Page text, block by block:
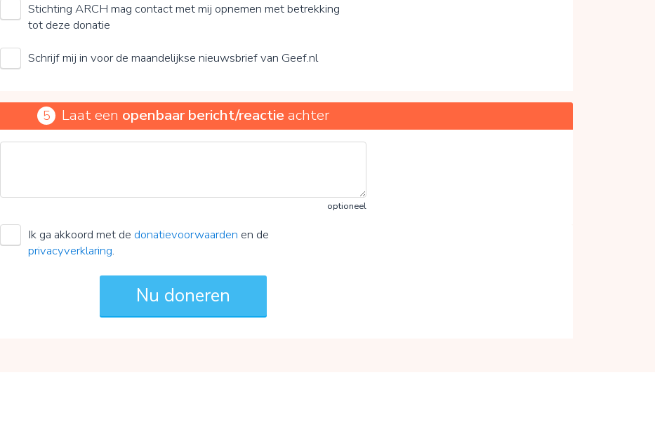
Stichting ARCH mag contact met mij opnemen met betrekking
tot deze donatie
Schrijf mij in voor de maandelijkse nieuwsbrief van Geef.nl
5 Laat een openbaar bericht/reactie achter
optioneel
Ik ga akkoord met de donatievoorwaarden en de
privacyverklaring.